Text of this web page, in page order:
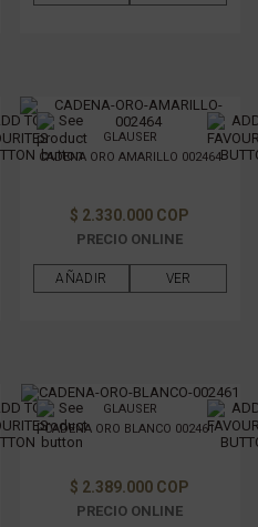
GLAUSER
CADENA ORO AMARILLO 002464
$ 2.330.000 COP
PRECIO ONLINE
AÑADIR VER
GLAUSER
CADENA ORO BLANCO 002461
$ 2.389.000 COP
PRECIO ONLINE